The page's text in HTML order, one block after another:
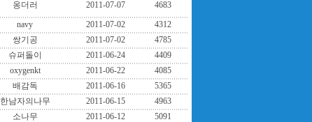
옹더러 2011-07-07
4683
navy 2011-07-02
4312
쌍기공 2011-07-02
4785
슈퍼돌이 2011-06-24
4409
oxygenkt 2011-06-22
4085
배감독 2011-06-16
5365
한남자의나무 2011-06-15
4963
소나무 2011-06-12
5091